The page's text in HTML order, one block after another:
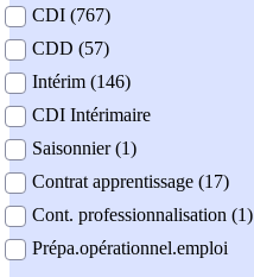
contrat
CDI (767)
CDD (57)
Intérim (146)
CDI Intérimaire
Saisonnier (1)
Contrat apprentissage (17)
Cont. professionnalisation (1)
Prépa.opérationnel.emploi